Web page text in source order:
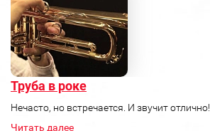
Труба в роке
Нечасто, но встречается. И звучит отлично!
Читать далее